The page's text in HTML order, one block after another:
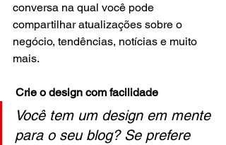
conversa na qual você pode
compartilhar atualizações sobre o
negócio, tendências, notícias e muito
mais.
Crie o design com facilidade
Você tem um design em mente
para o seu blog? Se prefere